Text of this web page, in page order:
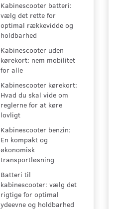
Kabinescooter batteri:
vælg det rette for
optimal rækkevidde og
holdbarhed
Kabinescooter uden
kørekort: nem mobilitet
for alle
Kabinescooter kørekort:
Hvad du skal vide om
reglerne for at køre
lovligt
Kabinescooter benzin:
En kompakt og
økonomisk
transportløsning
Batteri til
kabinescooter: vælg det
rigtige for optimal
ydeevne og holdbarhed